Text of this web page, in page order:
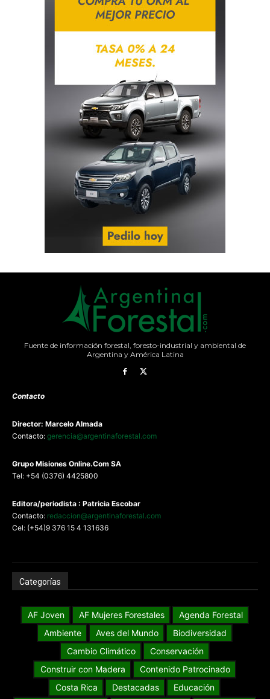
Fuente de información forestal, foresto-industrial y ambiental de
Argentina y América Latina
Contacto
Director: Marcelo Almada
Contacto: gerencia@argentinaforestal.com
Grupo Misiones Online.Com SA
Tel: +54 (0376) 4425800
Editora/periodista : Patricia Escobar
Contacto: redaccion@argentinaforestal.com
Cel: (+54)9 376 15 4 131636
Categorías
AF Joven AF Mujeres Forestales
Agenda Forestal
Ambiente
Aves del Mundo
Biodiversidad
Cambio Climático
Conservación
Construir con Madera
Contenido Patrocinado
Costa Rica
Destacadas Educación